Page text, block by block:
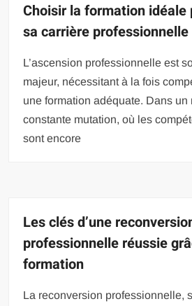
Choisir la formation idéale
sa carrière professionnelle
L’ascension professionnelle est
majeur, nécessitant à la fois
une formation adéquate. Dans un
constante mutation, où les
sont encore
Les clés d’une
professionnelle réussie
formation
La reconversion professionnelle,